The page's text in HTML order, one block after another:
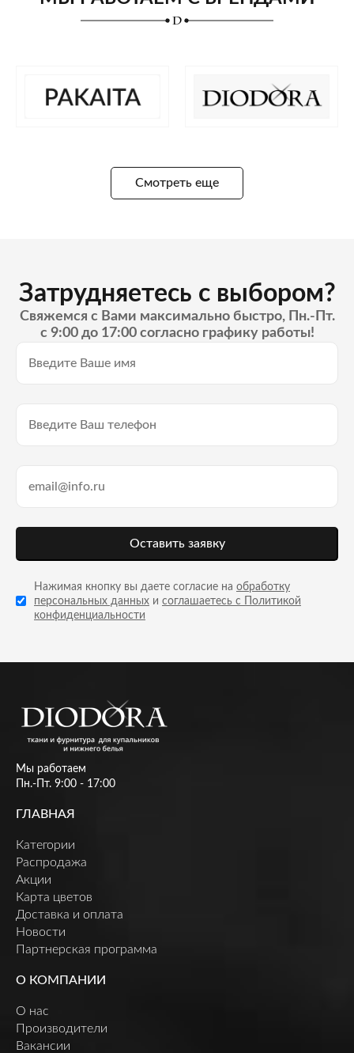
Смотреть еще
Затрудняетесь с выбором?
Свяжемся с Вами максимально быстро, Пн.-Пт.
с 9:00 до 17:00 согласно графику работы!
Оставить заявку
Нажимая кнопку вы даете согласие на обработку
персональных данных и соглашаетесь с Политикой
конфиденциальности
Мы работаем
Пн.-Пт. 9:00 - 17:00
ГЛАВНАЯ
Категории
Распродажа
Акции
Карта цветов
Доставка и оплата
Новости
Партнерская программа
О КОМПАНИИ
О нас
Производители
Вакансии